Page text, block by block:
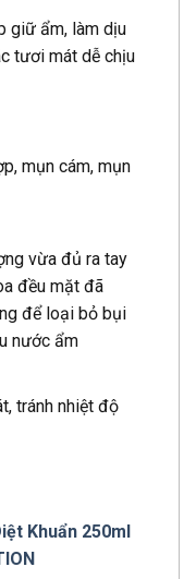
giữ ẩm, làm dịu
tươi mát dễ chịu
mụn cám, mụn
vừa đủ ra tay
đều mặt đã
để loại bỏ bụi
nước ẩm
tránh nhiệt độ
Khuẩn 250ml